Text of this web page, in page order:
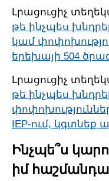
Լրացուցիչ
թե ինչպես
կամ
երեխայի 504
Լրացուցիչ
թե ինչպես
IEP-ում, կգտնեք
Ինչպե՞ս
իմ